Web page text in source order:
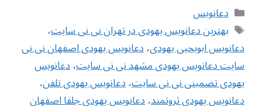
دسته‌ها
دعانویس
برچسب‌ها
بهترین دعانویس یهودی در تهران نی نی سایت،
دعانویس ابویحیی یهودی،دعانویس یهودی اصفهان نی نی
سایت دعانویس یهودی مشهد نی نی سایت،دعانویس
یهودی تضمینی نی نی سایت،دعانویس یهودی تلفن،
دعانویس یهودی ثروتمند،دعانویس یهودی جلفا اصفهان